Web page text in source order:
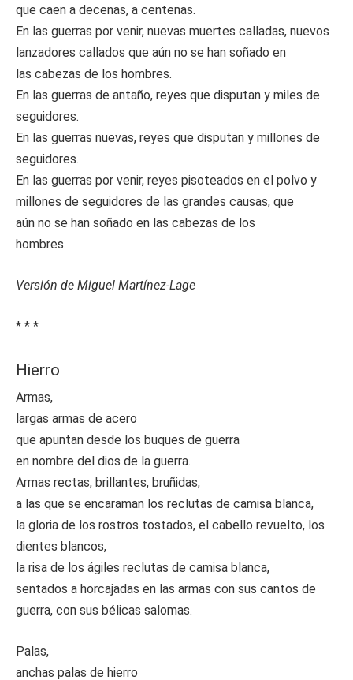
que caen a decenas, a centenas.
En las guerras por venir, nuevas muertes calladas, nuevos
lanzadores callados que aún no se han soñado en
las cabezas de los hombres.
En las guerras de antaño, reyes que disputan y miles de
seguidores.
En las guerras nuevas, reyes que disputan y millones de
seguidores.
En las guerras por venir, reyes pisoteados en el polvo y
millones de seguidores de las grandes causas, que
aún no se han soñado en las cabezas de los
hombres.
Versión de Miguel Martínez-Lage
* * *
Hierro
Armas,
largas armas de acero
que apuntan desde los buques de guerra
en nombre del dios de la guerra.
Armas rectas, brillantes, bruñidas,
a las que se encaraman los reclutas de camisa blanca,
la gloria de los rostros tostados, el cabello revuelto, los
dientes blancos,
la risa de los ágiles reclutas de camisa blanca,
sentados a horcajadas en las armas con sus cantos de
guerra, con sus bélicas salomas.
Palas,
anchas palas de hierro